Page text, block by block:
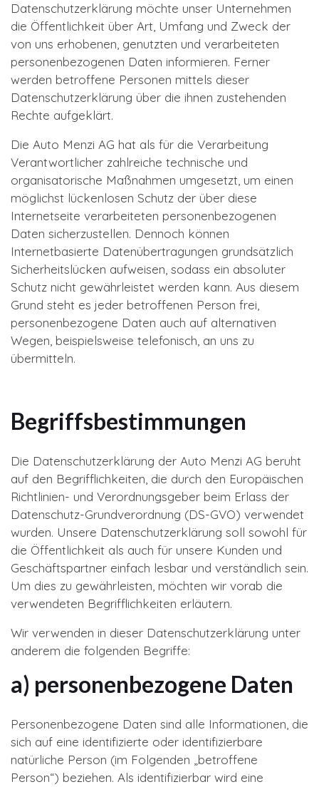
Datenschutzerklärung möchte unser Unternehmen
die Öffentlichkeit über Art, Umfang und Zweck der
von uns erhobenen, genutzten und verarbeiteten
personenbezogenen Daten informieren. Ferner
werden betroffene Personen mittels dieser
Datenschutzerklärung über die ihnen zustehenden
Rechte aufgeklärt.
Die Auto Menzi AG hat als für die Verarbeitung
Verantwortlicher zahlreiche technische und
organisatorische Maßnahmen umgesetzt, um einen
möglichst lückenlosen Schutz der über diese
Internetseite verarbeiteten personenbezogenen
Daten sicherzustellen. Dennoch können
Internetbasierte Datenübertragungen grundsätzlich
Sicherheitslücken aufweisen, sodass ein absoluter
Schutz nicht gewährleistet werden kann. Aus diesem
Grund steht es jeder betroffenen Person frei,
personenbezogene Daten auch auf alternativen
Wegen, beispielsweise telefonisch, an uns zu
übermitteln.
Begriffsbestimmungen
Die Datenschutzerklärung der Auto Menzi AG beruht
auf den Begrifflichkeiten, die durch den Europäischen
Richtlinien- und Verordnungsgeber beim Erlass der
Datenschutz-Grundverordnung (DS-GVO) verwendet
wurden. Unsere Datenschutzerklärung soll sowohl für
die Öffentlichkeit als auch für unsere Kunden und
Geschäftspartner einfach lesbar und verständlich sein.
Um dies zu gewährleisten, möchten wir vorab die
verwendeten Begrifflichkeiten erläutern.
Wir verwenden in dieser Datenschutzerklärung unter
anderem die folgenden Begriffe:
a) personenbezogene Daten
Personenbezogene Daten sind alle Informationen, die
sich auf eine identifizierte oder identifizierbare
natürliche Person (im Folgenden „betroffene
Person“) beziehen. Als identifizierbar wird eine